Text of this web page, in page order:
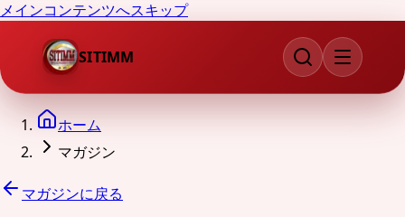
メインコンテンツへスキップ
SITIMM
ホーム
マガジン
マガジンに戻る